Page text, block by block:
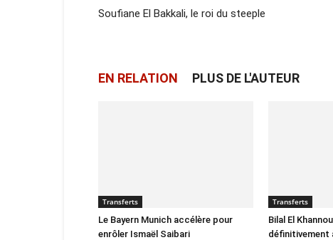
Soufiane El Bakkali, le roi du steeple
EN RELATION PLUS DE L'AUTEUR
Transferts
Le Bayern Munich accélère pour
enrôler Ismaël Saibari
Transferts
Bilal El